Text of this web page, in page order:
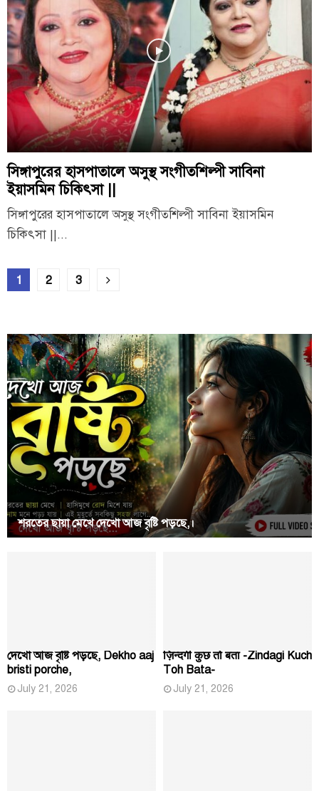
সিঙ্গাপুরের হাসপাতালে অসুস্থ সংগীতশিল্পী সাবিনা
ইয়াসমিন চিকিৎসা ||
সিঙ্গাপুরের হাসপাতালে অসুস্থ সংগীতশিল্পী সাবিনা ইয়াসমিন
চিকিৎসা ||...
Posts
1 2 3
শরতের ছায়া মেখে দেখো আজ বৃষ্টি পড়ছে,।
দেখো আজ বৃষ্টি পড়ছে, Dekho aaj
bristi porche,
July 21, 2026
ज़िन्दगी कुछ तो बता -Zindagi Kuch
Toh Bata-
July 21, 2026